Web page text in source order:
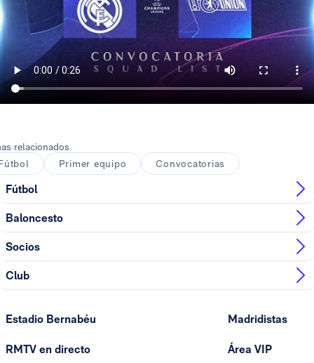
relacionados
Primer equipo Convocatorias
Fútbol
Baloncesto
Socios
Club
Estadio Bernabéu
RMTV en directo
Madridistas
Área VIP